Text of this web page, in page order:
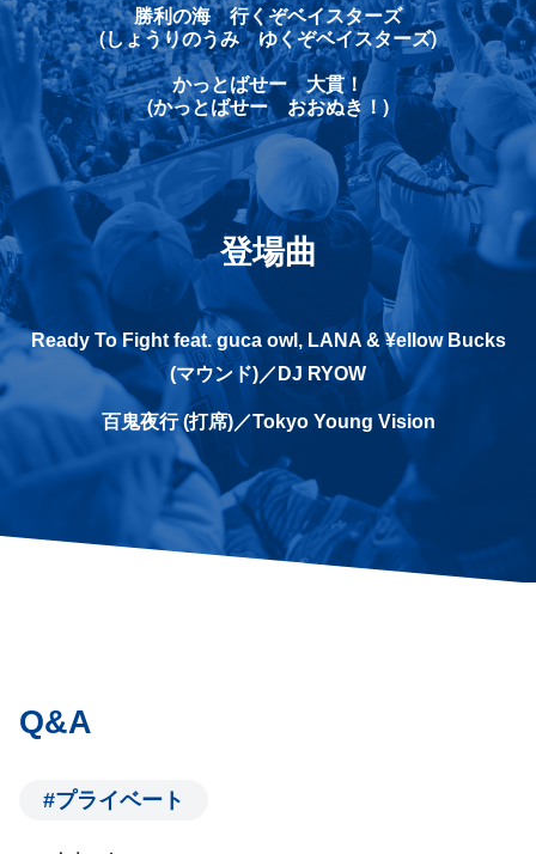
勝利の海 行くぞベイスターズ
(しょうりのうみ ゆくぞベイスターズ)
かっとばせー 大貫！
(かっとばせー おおぬき！)
登場曲
Ready To Fight feat. guca owl, LANA & ¥ellow Bucks
(マウンド)／DJ RYOW
百鬼夜行 (打席)／Tokyo Young Vision
Q&A
#プライベート